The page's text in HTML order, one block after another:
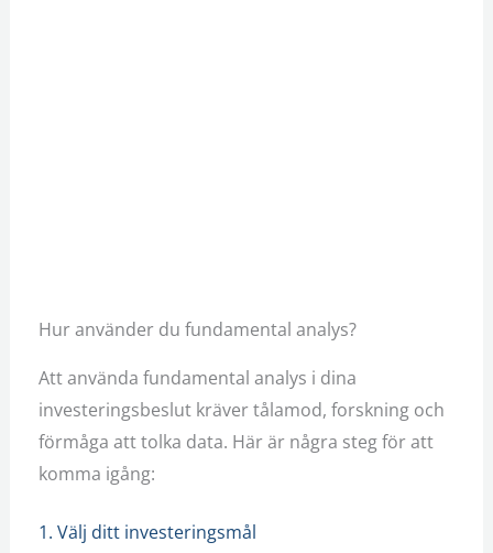
Hur använder du fundamental analys?
Att använda fundamental analys i dina
investeringsbeslut kräver tålamod, forskning och
förmåga att tolka data. Här är några steg för att
komma igång:
1. Välj ditt investeringsmål